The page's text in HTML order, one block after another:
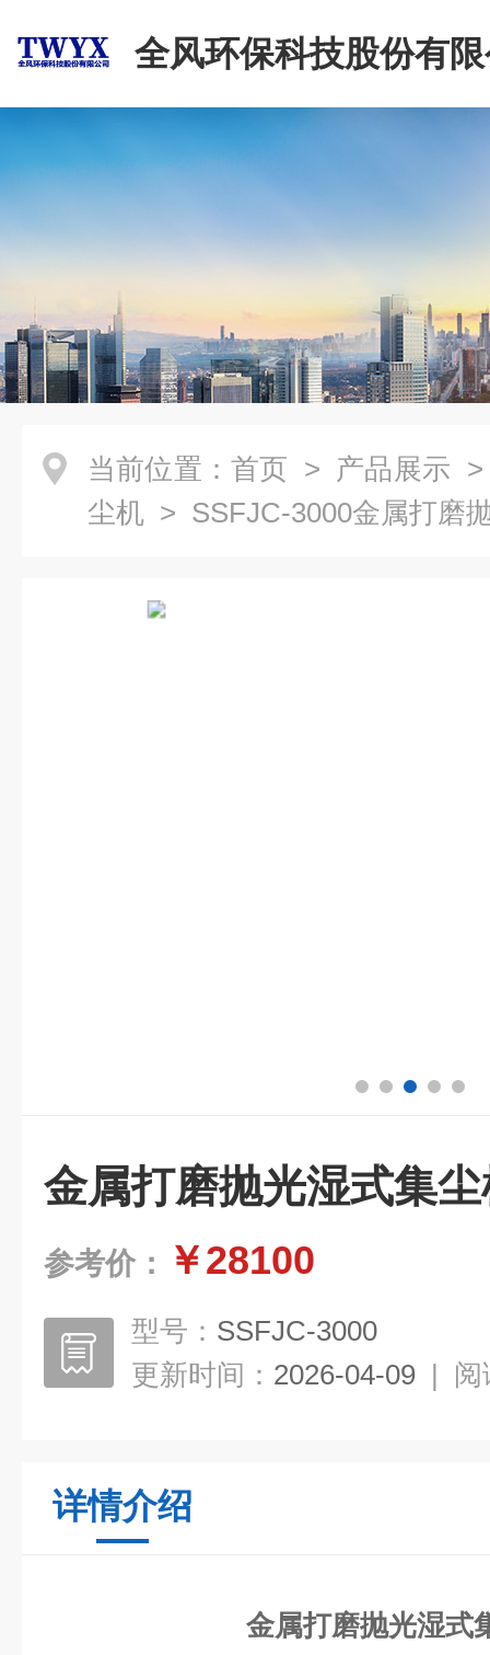
全风环保科技股份有
当前位置： 首页 > 产品展示
尘机 > SSFJC-3000金属打磨
金属打磨抛光湿式集
参考价： ￥28100
型号： SSFJC-3000
更新时间： 2026-04-09 | 阅
详情介绍
金属打磨抛光湿式